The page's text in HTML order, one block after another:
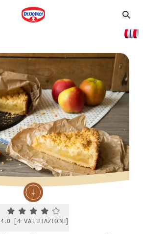
Current rating 4.0. Click to rate.
4.0 4 VALUTAZIONI